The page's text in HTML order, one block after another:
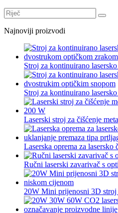
Najnoviji proizvodi
Stroj za kontinuirano
Stroj za kontinuirano
Laserski stroj za čišćenje
Laserska oprema za lasersko
Ručni laserski zavarivač s
20W Mini prijenosni 3D stroj